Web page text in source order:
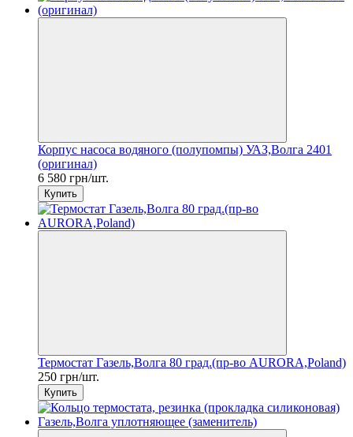
Корпус насоса водяного (полупомпы) УАЗ,Волга 2401
(оригинал)
6 580 грн/шт.
Купить
Термостат Газель,Волга 80 град.(пр-во AURORA,Poland)
250 грн/шт.
Купить